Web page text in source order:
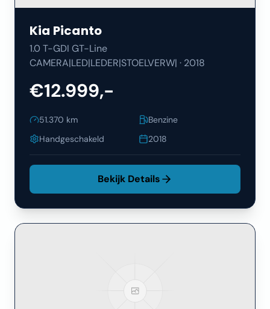
Kia Picanto
1.0 T-GDI GT-Line
CAMERA|LED|LEDER|STOELVERW| · 2018
€12.999,-
51.370 km
Benzine
Handgeschakeld
2018
Bekijk Details